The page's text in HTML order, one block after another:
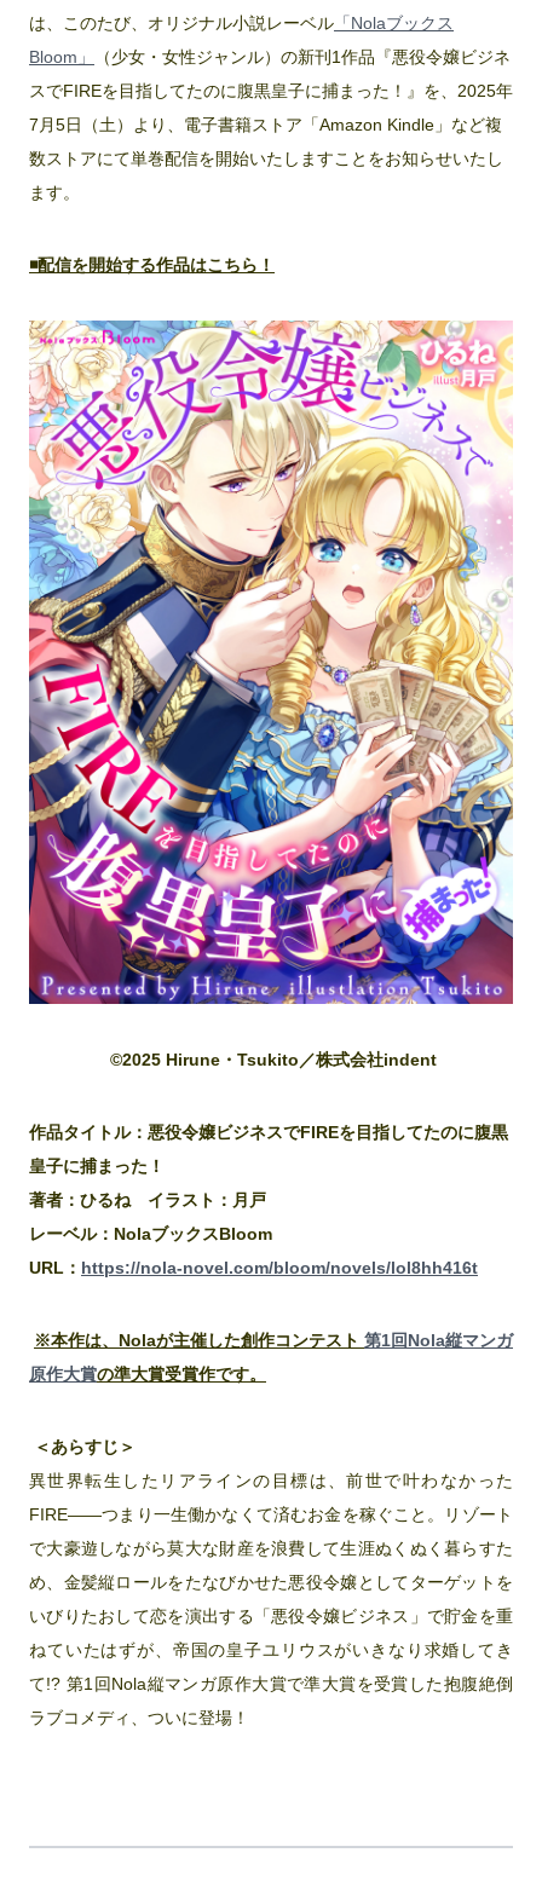
は、このたび、オリジナル小説レーベル 「Nolaブックス
Bloom」
（少女・女性ジャンル）の新刊1作品『悪役令嬢ビジネ
スでFIREを目指してたのに腹黒皇子に捕まった！』を、2025年
7月5日（土）より、電子書籍ストア「Amazon Kindle」など複
数ストアにて単巻配信を開始いたしますことをお知らせいたし
ます。
◾️配信を開始する作品はこちら！
©2025 Hirune・Tsukito／株式会社indent
作品タイトル：悪役令嬢ビジネスでFIREを目指してたのに腹黒
皇子に捕まった！
著者：ひるね イラスト：月戸
レーベル：NolaブックスBloom
URL： https://nola-novel.com/bloom/novels/lol8hh416t
※本作は、Nolaが主催した創作コンテスト 第1回Nola縦マンガ
原作大賞の準大賞受賞作です。
＜あらすじ＞
異世界転生したリアラインの目標は、前世で叶わなかった
FIRE――つまり一生働かなくて済むお金を稼ぐこと。リゾート
で大豪遊しながら莫大な財産を浪費して生涯ぬくぬく暮らすた
め、金髪縦ロールをたなびかせた悪役令嬢としてターゲットを
いびりたおして恋を演出する「悪役令嬢ビジネス」で貯金を重
ねていたはずが、帝国の皇子ユリウスがいきなり求婚してき
て!? 第1回Nola縦マンガ原作大賞で準大賞を受賞した抱腹絶倒
ラブコメディ、ついに登場！